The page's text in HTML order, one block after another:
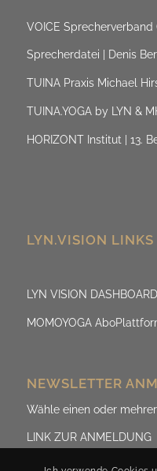
VOICE
Sprecherdatei | Denis
TUINA Praxis Michael
TUINA.YOGA by LYN &
HORIZONT Institut | 13.
LYN.VISION
LYN VISION
MOMOYOGA
NEWSLETTER
Wähle einen oder
LINK ZUR ANMELDUNG